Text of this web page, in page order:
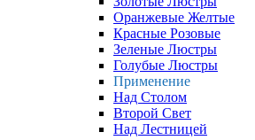
Оранжевые Желтые
Красные Розовые
Зеленые Люстры
Голубые Люстры
Применение
Над Столом
Второй Свет
Над Лестницей